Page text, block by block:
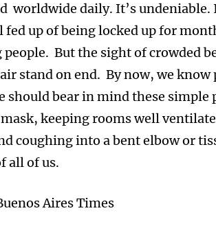
worldwide daily. It’s undeniable.
up of being locked up for
But the sight of crowded
stand on end. By now, we
should bear in mind these
keeping rooms well
coughing into a bent elbow or
all of us.
Aires Times